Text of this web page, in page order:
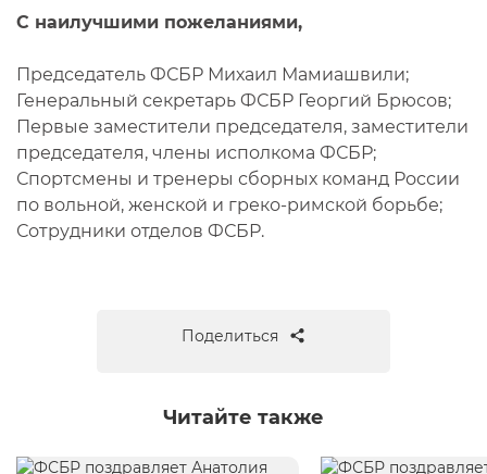
С наилучшими пожеланиями,
Председатель ФСБР Михаил Мамиашвили;
Генеральный секретарь ФСБР Георгий Брюсов;
Первые заместители председателя, заместители
председателя, члены исполкома ФСБР;
Спортсмены и тренеры сборных команд России
по вольной, женской и греко-римской борьбе;
Сотрудники отделов ФСБР.
Поделиться
Читайте также